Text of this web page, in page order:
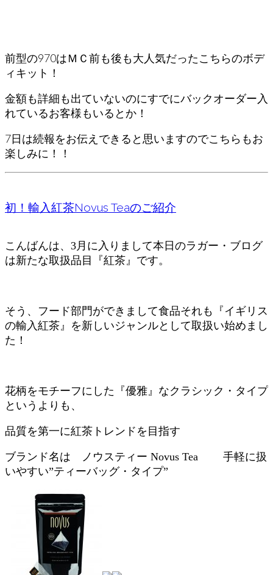
前型の970はＭＣ前も後も大人気だったこちらのボデ
ィキット！
金額も詳細も出ていないのにすでにバックオーダー入
れているお客様もいるとか！
7日は続報をお伝えできると思いますのでこちらもお
楽しみに！！
初！輸入紅茶Novus Teaのご紹介
こんばんは、3月に入りまして本日のラガー・ブログ
は新たな取扱品目『紅茶』です。
そう、フード部門ができまして食品それも『イギリス
の輸入紅茶』を新しいジャンルとして取扱い始めまし
た！
花柄をモチーフにした『優雅』なクラシック・タイプ
というよりも、
品質を第一に紅茶トレンドを目指す
ブランド名は ノウスティー Novus Tea 手軽に扱
いやすい”ティーバッグ・タイプ”